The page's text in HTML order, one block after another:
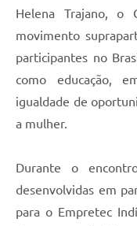
Helena Trajano, o
movimento
participantes no
como educação,
igualdade de
a mulher.
Durante o
desenvolvidas em
para o Empretec